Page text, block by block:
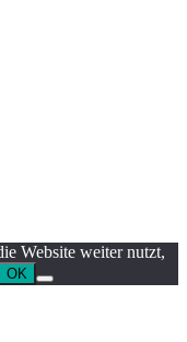
Website weiter nutzt,
OK